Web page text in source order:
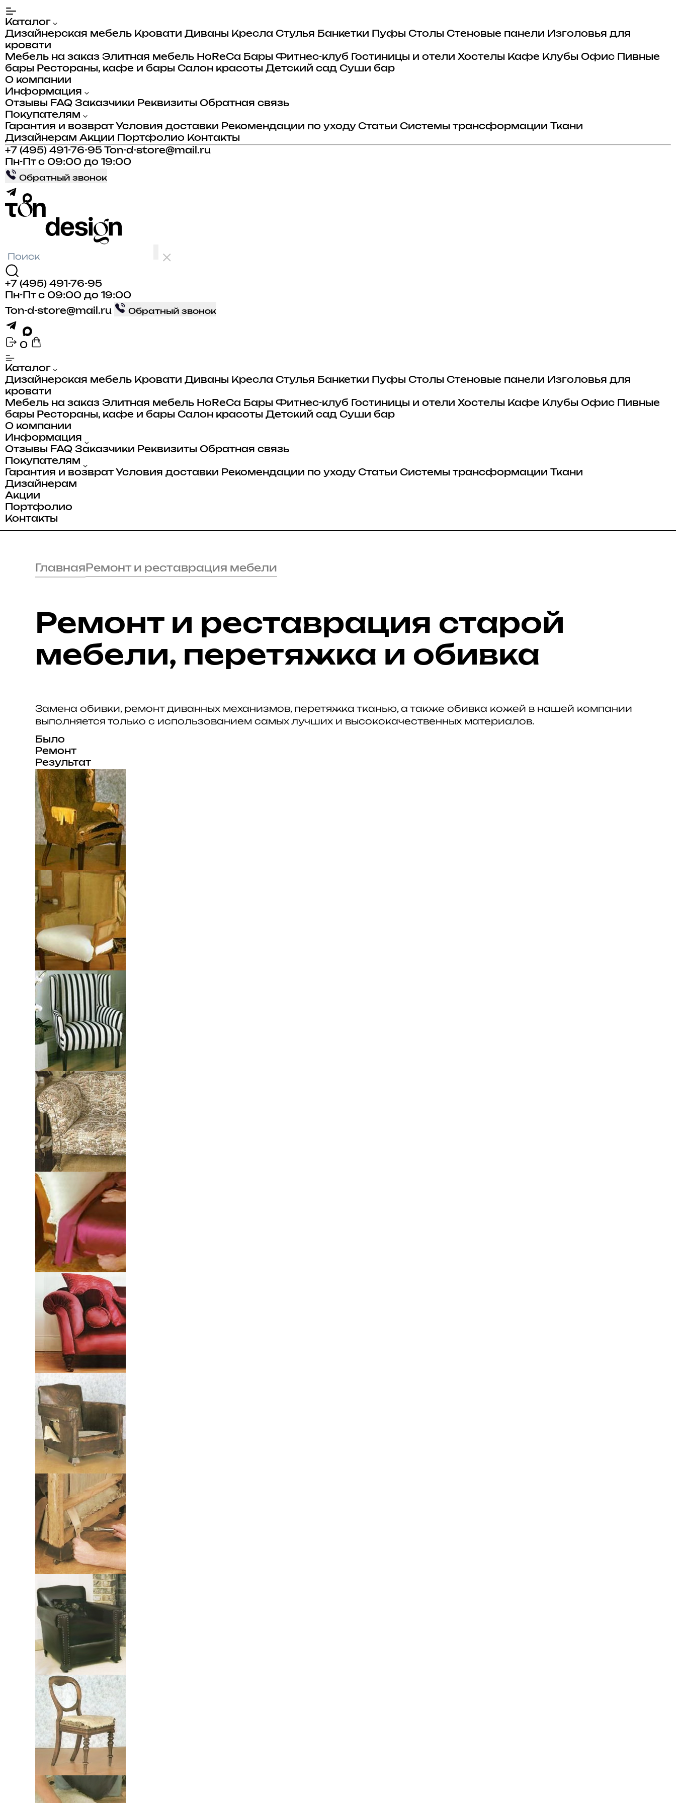
Каталог
Дизайнерская мебель Кровати Диваны Кресла Стулья Банкетки Пуфы Столы Стеновые панели Изголовья для
кровати
Мебель на заказ Элитная мебель HoReCa Бары Фитнес-клуб Гостиницы и отели Хостелы Кафе Клубы Офис
Пивные
бары Рестораны, кафе и бары Салон красоты Детский сад Суши бар
О компании
Информация
Отзывы FAQ Заказчики Реквизиты Обратная связь
Покупателям
Гарантия и возврат Условия доставки Рекомендации по уходу Статьи Системы трансформации
Ткани
Дизайнерам Акции Портфолио Контакты
+7 (495) 491-76-95
Ton-d-store@mail.ru
Пн-Пт с 09:00 до 19:00
Обратный звонок
+7 (495) 491-76-95
Пн-Пт с 09:00 до 19:00
Ton-d-store@mail.ru
Обратный звонок
0
Каталог
Дизайнерская мебель Кровати Диваны Кресла Стулья Банкетки Пуфы Столы Стеновые панели Изголовья для
кровати
Мебель на заказ Элитная мебель HoReCa Бары Фитнес-клуб Гостиницы и отели Хостелы Кафе Клубы Офис
Пивные
бары Рестораны, кафе и бары Салон красоты Детский сад Суши бар
О компании
Информация
Отзывы FAQ Заказчики Реквизиты Обратная связь
Покупателям
Гарантия и возврат Условия доставки Рекомендации по уходу Статьи Системы трансформации
Ткани
Дизайнерам
Акции
Портфолио
Контакты
Главная Ремонт и реставрация мебели
Ремонт и реставрация старой
мебели, перетяжка и обивка
Замена обивки, ремонт диванных механизмов, перетяжка тканью, а также обивка кожей в нашей компании
выполняется только с использованием самых лучших и высококачественных материалов.
Было
Ремонт
Результат